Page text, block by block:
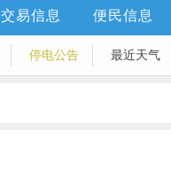
交易信息 便民信息
停电公告 最近天气